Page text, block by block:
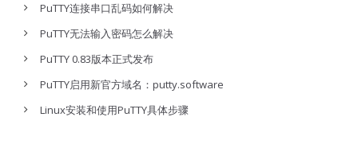
PuTTY连接串口乱码如何解决
PuTTY无法输入密码怎么解决
PuTTY 0.83版本正式发布
PuTTY启用新官方域名：putty.software
Linux安装和使用PuTTY具体步骤